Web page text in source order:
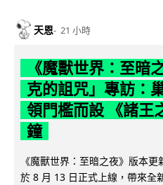
天恩 21 小時
《魔獸世界：至暗
克的詛咒」專訪：
領門檻而設 《諸王
鐘
《魔獸世界：至暗之夜》版本
於 8 月 13 日正式上線，帶來全